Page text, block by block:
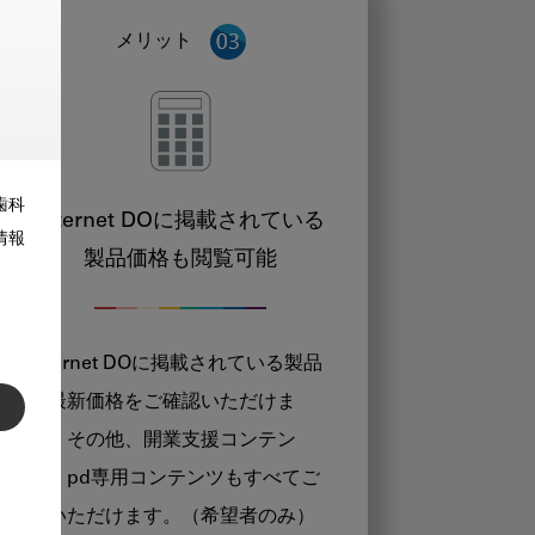
科
報
メリット
Internet DOに掲載されている
製品価格も閲覧可能
Internet DOに掲載されている製品
の最新価格をご確認いただけま
す。その他、開業支援コンテン
ツ、pd専用コンテンツもすべてご
覧いただけます。（希望者のみ）